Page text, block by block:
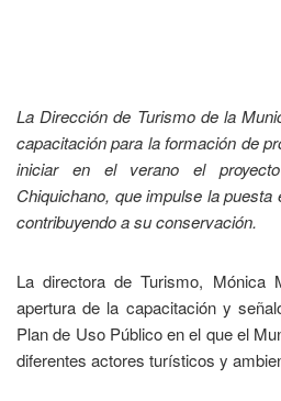
La Dirección de Turismo de la
capacitación para la formación de
iniciar en el verano el
Chiquichano, que impulse la
contribuyendo a su conservación.
La directora de Turismo, Mónica
apertura de la capacitación y
Plan de Uso Público en el que el
diferentes actores turísticos y